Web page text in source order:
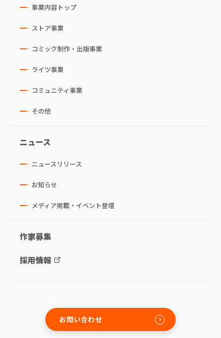
事業内容トップ
ストア事業
コミック制作・出版事業
ライツ事業
コミュニティ事業
その他
ニュース
ニュースリリース
お知らせ
メディア掲載・イベント登壇
作家募集
採用情報
お問い合わせ